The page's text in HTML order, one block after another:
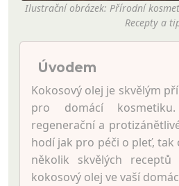
Ilustrační obrázek: Přírodní
Recepty a
Úvodem
Kokosový olej je skvělým
pro domácí
regenerační a
hodí jak pro péči o pleť, tak
několik skvělých
kokosový olej ve vaší